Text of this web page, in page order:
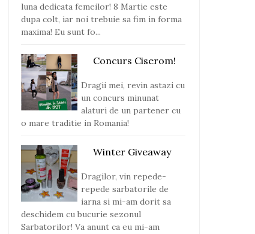
luna dedicata femeilor! 8 Martie este
dupa colt, iar noi trebuie sa fim in forma
maxima! Eu sunt fo...
Concurs Ciserom!
Dragii mei, revin astazi cu
un concurs minunat
alaturi de un partener cu
o mare traditie in Romania!
Winter Giveaway
Dragilor, vin repede-
repede sarbatorile de
iarna si mi-am dorit sa
deschidem cu bucurie sezonul
Sarbatorilor! Va anunt ca eu mi-am